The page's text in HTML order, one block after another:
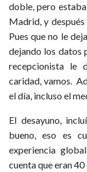
doble, pero
Madrid, y
Pues que no le
dejando los datos
recepcionista le
caridad, vamos.
el día, incluso el
El desayuno,
bueno, eso es
experiencia
cuenta que eran